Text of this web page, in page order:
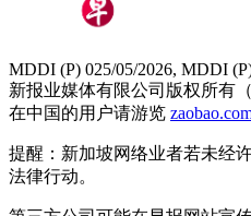
MDDI (P) 025/05/2026, MDDI
新报业媒体有限公司版权所有
在中国的用户请游览
提醒：新加坡网络业者若未经
法律行动。